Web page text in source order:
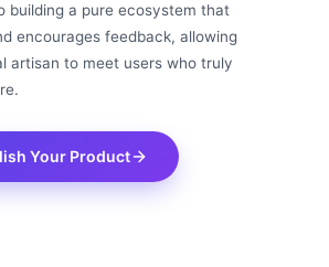
building a pure ecosystem that
encourages feedback, allowing
artisan to meet users who truly
Your Product